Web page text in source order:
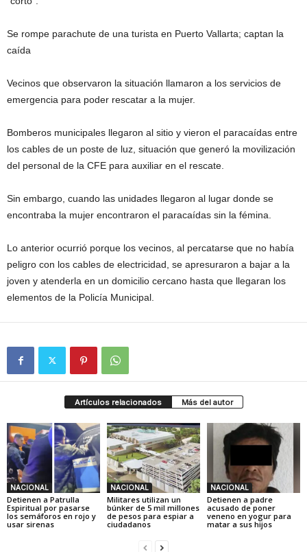
Se rompe parachute de una turista en Puerto Vallarta; captan la
caída
Vecinos que observaron la situación llamaron a los servicios de
emergencia para poder rescatar a la mujer.
Bomberos municipales llegaron al sitio y vieron el paracaídas entre
los cables de un poste de luz, situación que generó la movilización
del personal de la CFE para auxiliar en el rescate.
Sin embargo, cuando las unidades llegaron al lugar donde se
encontraba la mujer encontraron el paracaídas sin la fémina.
Lo anterior ocurrió porque los vecinos, al percatarse que no había
peligro con los cables de electricidad, se apresuraron a bajar a la
joven y atenderla en un domicilio cercano hasta que llegaran los
elementos de la Policía Municipal.
Artículos relacionados Más del autor
NACIONAL
Detienen a Patrulla
Espiritual por pasarse
los semáforos en rojo y
usar sirenas
NACIONAL
Militares utilizan un
búnker de 5 mil millones
de pesos para espiar a
ciudadanos
NACIONAL
Detienen a padre
acusado de poner
veneno en yogur para
matar a sus hijos